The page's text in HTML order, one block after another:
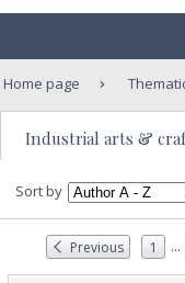
Home page
Industrial arts &
Sort by
Previous 1 ...